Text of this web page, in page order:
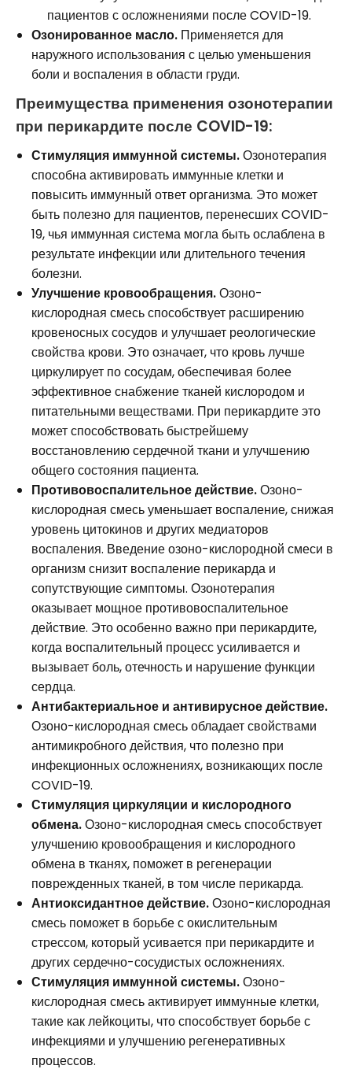
пациентов с осложнениями после COVID-19.
Озонированное масло. Применяется для
наружного использования с целью уменьшения
боли и воспаления в области груди.
Преимущества применения озонотерапии
при перикардите после COVID-19:
Стимуляция иммунной системы.Озонотерапия
способна активировать иммунные клетки и
повысить иммунный ответ организма. Это может
быть полезно для пациентов, перенесших COVID-
19, чья иммунная система могла быть ослаблена в
результате инфекции или длительного течения
болезни.
Улучшение кровообращения.Озоно-
кислородная смесь способствует расширению
кровеносных сосудов и улучшает реологические
свойства крови. Это означает, что кровь лучше
циркулирует по сосудам, обеспечивая более
эффективное снабжение тканей кислородом и
питательными веществами. При перикардите это
может способствовать быстрейшему
восстановлению сердечной ткани и улучшению
общего состояния пациента.
Противовоспалительное действие.Озоно-
кислородная смесь уменьшает воспаление, снижая
уровень цитокинов и других медиаторов
воспаления. Введение озоно-кислородной смеси в
организм снизит воспаление перикарда и
сопутствующие симптомы. Озонотерапия
оказывает мощное противовоспалительное
действие. Это особенно важно при перикардите,
когда воспалительный процесс усиливается и
вызывает боль, отечность и нарушение функции
сердца.
Антибактериальное и антивирусное действие.
Озоно-кислородная смесь обладает свойствами
антимикробного действия, что полезно при
инфекционных осложнениях, возникающих после
COVID-19.
Стимуляция циркуляции и кислородного
обмена.Озоно-кислородная смесь способствует
улучшению кровообращения и кислородного
обмена в тканях, поможет в регенерации
поврежденных тканей, в том числе перикарда.
Антиоксидантное действие.Озоно-кислородная
смесь поможет в борьбе с окислительным
стрессом, который усивается при перикардите и
других сердечно-сосудистых осложнениях.
Стимуляция иммунной системы.Озоно-
кислородная смесь активирует иммунные клетки,
такие как лейкоциты, что способствует борьбе с
инфекциями и улучшению регенеративных
процессов.